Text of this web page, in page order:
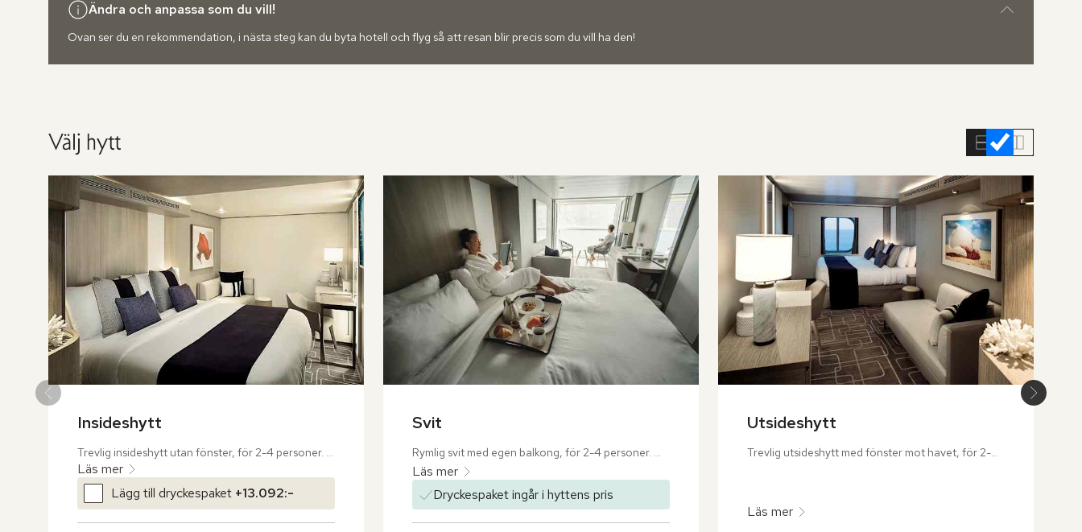
Ändra och anpassa som du vill!
Ovan ser du en rekommendation, i nästa steg kan du byta hotell och flyg så att resan blir precis som du vill ha den!
Välj hytt
Insideshytt
Trevlig insideshytt utan fönster, för 2-4 personer.
Hytten har en dubbelsäng king size med
kashmirmadrass och lyxiga lakan. Extrabäddar i
nedfällbar säng eller bäddsoffa. Hytten är även
Läs mer
Lägg till dryckespaket +13.092:-
Svit
Rymlig svit med egen balkong, för 2-4 personer.
Sviten har en dubbelsäng king size med
kashmirmadrass och lyxiga lakan. Extrabäddar i
nedfällbar säng eller bäddsoffa. Sviten är även
Läs mer
Dryckespaket ingår i hyttens pris
Utsideshytt
Trevlig utsideshytt med fönster mot havet, för 2-4
kashmirmadrass och lyxiga lakan. Extrabäddar i
Läs mer